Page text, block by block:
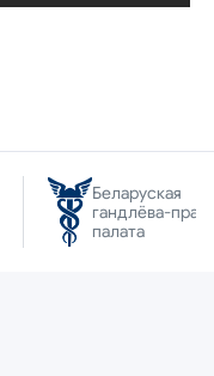
Беларуская
гандлёва-
палата